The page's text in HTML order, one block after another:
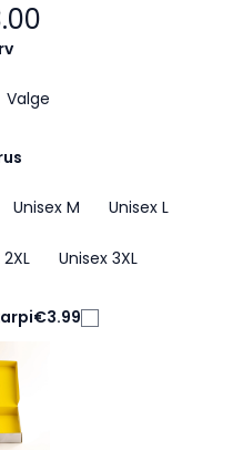
Valge
Unisex M Unisex L
Unisex 3XL
€3.99